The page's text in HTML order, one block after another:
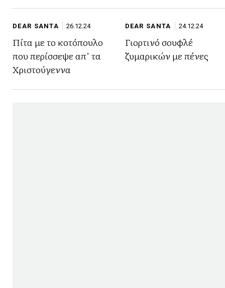
DEAR SANTA 26.12.24
Πίτα με το κοτόπουλο
που περίσσεψε απ’ τα
Χριστούγεννα
DEAR SANTA 24.12.24
Γιορτινό σουφλέ
ζυμαρικών με πένες